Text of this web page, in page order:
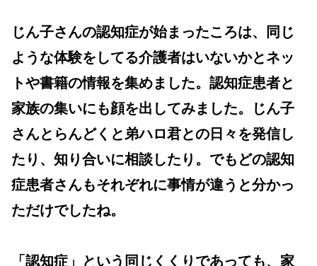
じん子さんの認知症が始まったころは、同じ
ような体験をしてる介護者はいないかとネッ
トや書籍の情報を集めました。認知症患者と
家族の集いにも顔を出してみました。じん子
さんとらんどくと弟ハロ君との日々を発信し
たり、知り合いに相談したり。でもどの認知
症患者さんもそれぞれに事情が違うと分かっ
ただけでしたね。
「認知症」という同じくくりであっても、家